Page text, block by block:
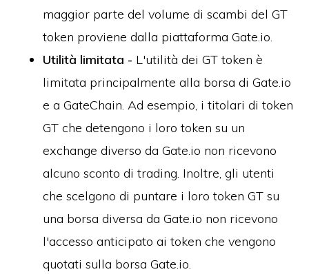
maggior parte del volume di scambi del GT
token proviene dalla piattaforma Gate.io.
Utilità limitata - L'utilità dei GT token è
limitata principalmente alla borsa di Gate.io
e a GateChain. Ad esempio, i titolari di token
GT che detengono i loro token su un
exchange diverso da Gate.io non ricevono
alcuno sconto di trading. Inoltre, gli utenti
che scelgono di puntare i loro token GT su
una borsa diversa da Gate.io non ricevono
l'accesso anticipato ai token che vengono
quotati sulla borsa Gate.io.